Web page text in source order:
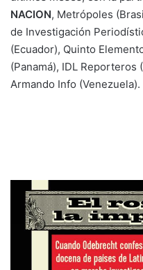
NACION, Metrópoles
de Investigación
(Ecuador), Quinto
(Panamá), IDL Reporteros
Armando Info (Venezuela).